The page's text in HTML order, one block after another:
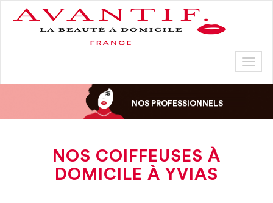
NOS PROFESSIONNELS
NOS COIFFEUSES À
DOMICILE À YVIAS